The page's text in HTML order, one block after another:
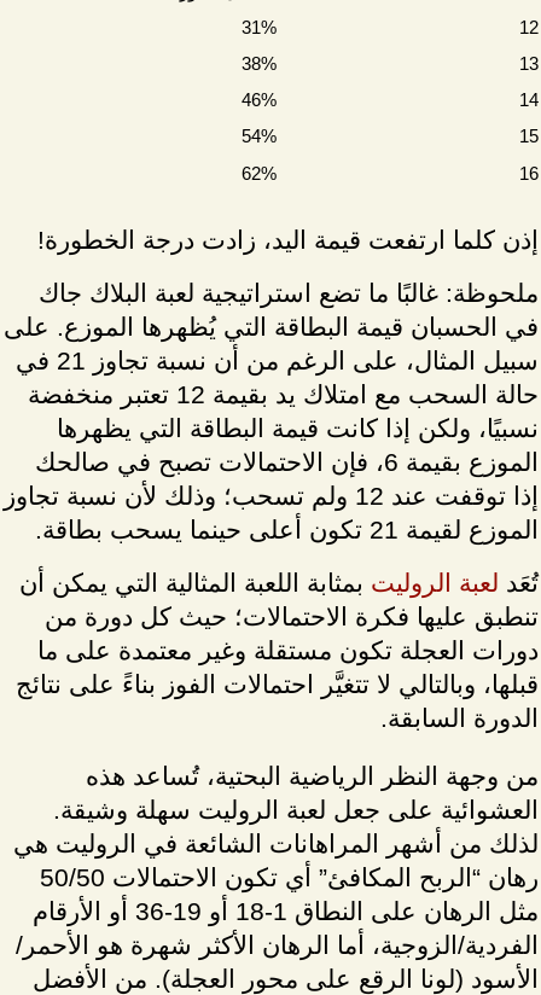
12
31%
13
38%
14
46%
15
54%
16
62%
إذن كلما ارتفعت قيمة اليد، زادت درجة الخطورة!
ملحوظة: غالبًا ما تضع استراتيجية لعبة البلاك جاك
في الحسبان قيمة البطاقة التي يُظهرها الموزع. على
سبيل المثال، على الرغم من أن نسبة تجاوز 21 في
حالة السحب مع امتلاك يد بقيمة 12 تعتبر منخفضة
نسبيًا، ولكن إذا كانت قيمة البطاقة التي يظهرها
الموزع بقيمة 6، فإن الاحتمالات تصبح في صالحك
إذا توقفت عند 12 ولم تسحب؛ وذلك لأن نسبة تجاوز
الموزع لقيمة 21 تكون أعلى حينما يسحب بطاقة.
تُعَد لعبة الروليت بمثابة اللعبة المثالية التي يمكن أن
تنطبق عليها فكرة الاحتمالات؛ حيث كل دورة من
دورات العجلة تكون مستقلة وغير معتمدة على ما
قبلها، وبالتالي لا تتغيَّر احتمالات الفوز بناءً على نتائج
الدورة السابقة.
من وجهة النظر الرياضية البحتية، تُساعد هذه
العشوائية على جعل لعبة الروليت سهلة وشيقة.
لذلك من أشهر المراهانات الشائعة في الروليت هي
رهان “الربح المكافئ” أي تكون الاحتمالات 50/50
مثل الرهان على النطاق 1-18 أو 19-36 أو الأرقام
الفردية/الزوجية، أما الرهان الأكثر شهرة هو الأحمر/
الأسود (لونا الرقع على محور العجلة). من الأفضل